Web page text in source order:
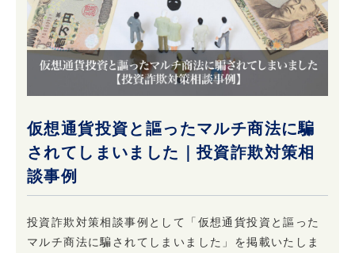
仮想通貨投資と謳ったマルチ商法に騙
されてしまいました｜投資詐欺対策相
談事例
投資詐欺対策相談事例として「仮想通貨投資と謳った
マルチ商法に騙されてしまいました」を掲載いたしま